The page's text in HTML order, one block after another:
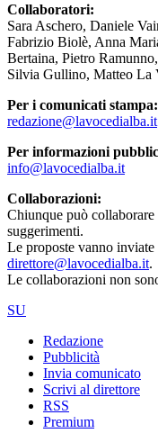
Collaboratori:
Sara Aschero, Daniele
Fabrizio Biolè, Anna
Bertaina, Pietro
Silvia Gullino, Matteo La
Per i comunicati stampa:
redazione@lavocedialba.it
Per informazioni
info@lavocedialba.it
Collaborazioni:
Chiunque può
suggerimenti.
Le proposte vanno
direttore@lavocedialba.it.
Le collaborazioni non
SU
Redazione
Pubblicità
Invia comunicato
Scrivi al direttore
RSS
Premium